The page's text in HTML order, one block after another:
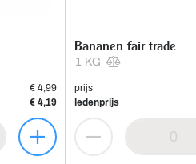
€ 4,99
€ 4,19
1 KG
Bananen fair trade
prijs
ledenprijs